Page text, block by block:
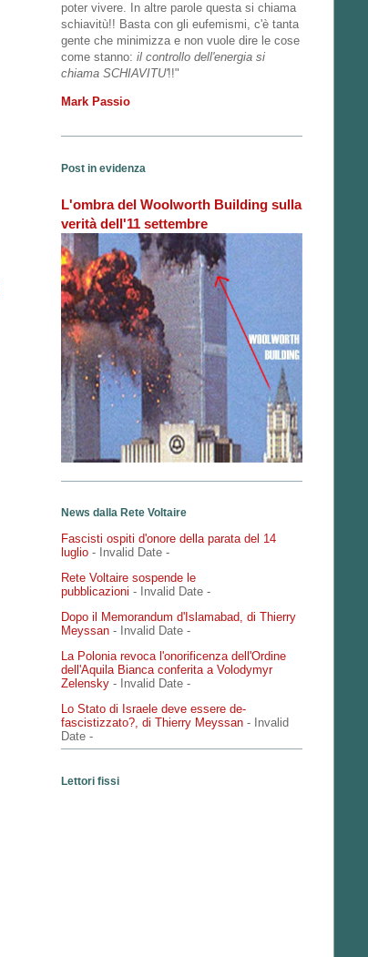
poter vivere. In altre parole questa si chiama
schiavitù!! Basta con gli eufemismi, c'è tanta
gente che minimizza e non vuole dire le cose
come stanno: il controllo dell'energia si
chiama SCHIAVITU'!!"
Mark Passio
Post in evidenza
L'ombra del Woolworth Building sulla
verità dell'11 settembre
News dalla Rete Voltaire
Fascisti ospiti d'onore della parata del 14
luglio - Invalid Date -
Rete Voltaire sospende le
pubblicazioni - Invalid Date -
Dopo il Memorandum d'Islamabad, di Thierry
Meyssan - Invalid Date -
La Polonia revoca l'onorificenza dell'Ordine
dell'Aquila Bianca conferita a Volodymyr
Zelensky - Invalid Date -
Lo Stato di Israele deve essere de-
fascistizzato?, di Thierry Meyssan - Invalid
Date -
Lettori fissi